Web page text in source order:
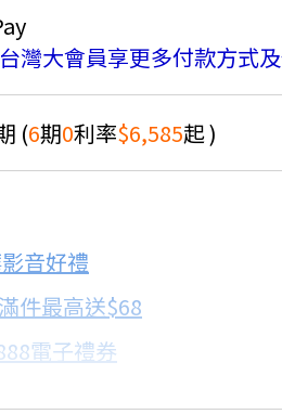
灣大會員享更多付款方式
(6期0利率$6,585起 )
購物車顯示為主
配合銀行/業者
18家銀行/業者
音好禮
件最高送$68
電子禮券